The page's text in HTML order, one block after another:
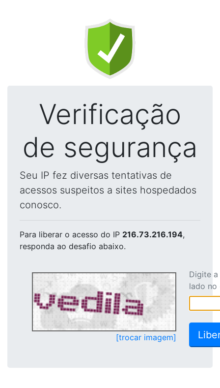
Verificação
de segurança
Seu IP fez diversas tentativas de
acessos suspeitos a sites hospedados
conosco.
Para liberar o acesso do IP 216.73.216.194,
responda ao desafio abaixo.
[trocar imagem]
Digite
lado no